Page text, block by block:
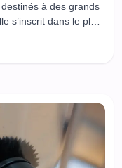
à des grands
s’inscrit dans le plan
fascinés par cet